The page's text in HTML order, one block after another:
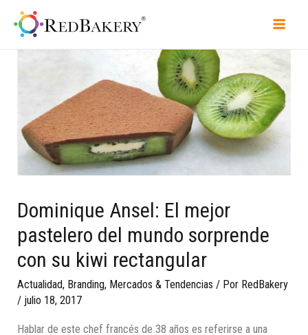
Dominique Ansel: El mejor
pastelero del mundo sorprende
con su kiwi rectangular
Actualidad, Branding, Mercados & Tendencias / Por RedBakery
/ julio 18, 2017
Hablar de este chef francés de 38 años es referirse a una